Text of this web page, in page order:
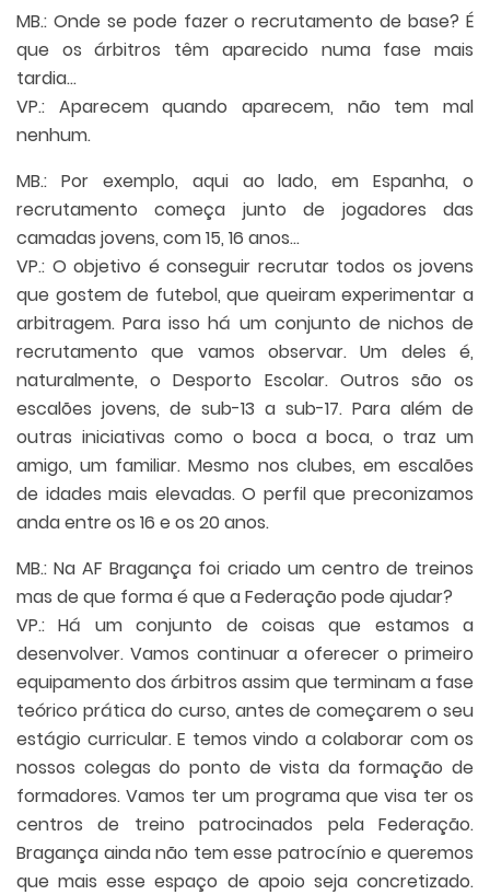
MB.: Onde se pode fazer o recrutamento de base? É
que os árbitros têm aparecido numa fase mais
tardia…
VP.: Aparecem quando aparecem, não tem mal
nenhum.
MB.: Por exemplo, aqui ao lado, em Espanha, o
recrutamento começa junto de jogadores das
camadas jovens, com 15, 16 anos…
VP.: O objetivo é conseguir recrutar todos os jovens
que gostem de futebol, que queiram experimentar a
arbitragem. Para isso há um conjunto de nichos de
recrutamento que vamos observar. Um deles é,
naturalmente, o Desporto Escolar. Outros são os
escalões jovens, de sub-13 a sub-17. Para além de
outras iniciativas como o boca a boca, o traz um
amigo, um familiar. Mesmo nos clubes, em escalões
de idades mais elevadas. O perfil que preconizamos
anda entre os 16 e os 20 anos.
MB.: Na AF Bragança foi criado um centro de treinos
mas de que forma é que a Federação pode ajudar?
VP.: Há um conjunto de coisas que estamos a
desenvolver. Vamos continuar a oferecer o primeiro
equipamento dos árbitros assim que terminam a fase
teórico prática do curso, antes de começarem o seu
estágio curricular. E temos vindo a colaborar com os
nossos colegas do ponto de vista da formação de
formadores. Vamos ter um programa que visa ter os
centros de treino patrocinados pela Federação.
Bragança ainda não tem esse patrocínio e queremos
que mais esse espaço de apoio seja concretizado.